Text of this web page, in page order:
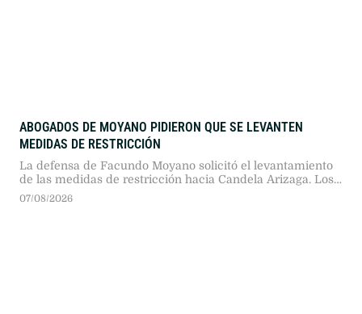
ABOGADOS DE MOYANO PIDIERON QUE SE LEVANTEN
MEDIDAS DE RESTRICCIÓN
La defensa de Facundo Moyano solicitó el levantamiento
de las medidas de restricción hacia Candela Arizaga. Los
abogados fundamentaron el pedido en la declaración de la
07/08/2026